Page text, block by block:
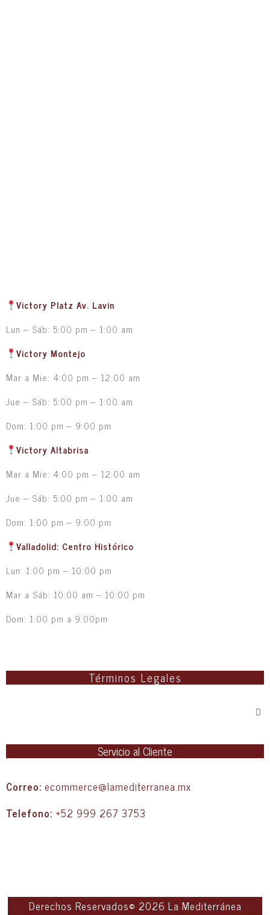
Victory Platz Av. Lavin
Lun – Sáb: 5:00 pm – 1:00 am
Victory Montejo
Mar a Mie: 4:00 pm – 12:00 am
Jue – Sáb: 5:00 pm – 1:00 am
Dom: 1:00 pm – 9:00 pm
Victory Altabrisa
Mar a Mie: 4:00 pm – 12:00 am
Jue – Sáb: 5:00 pm – 1:00 am
Dom: 1:00 pm – 9:00 pm
Valladolid: Centro Histórico
Lun: 1:00 pm – 10:00 pm
Mar a Sáb: 10:00 am – 10:00 pm
Dom: 1:00 pm a 9:00pm
Términos Legales
Servicio al Cliente
Correo: ecommerce@lamediterranea.mx
Telefono: +52 999 267 3753
Derechos Reservados© 2026 La Mediterránea